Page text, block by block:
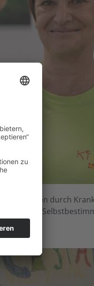
in den durch
von